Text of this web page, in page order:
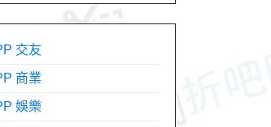
交友
商業
娛樂